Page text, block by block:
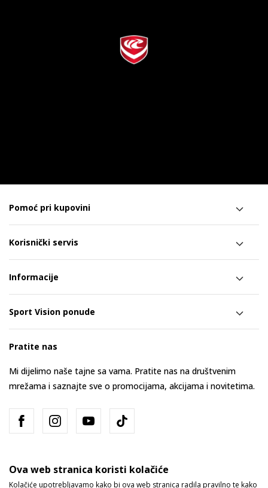
Pomoć pri kupovini
Korisnički servis
Informacije
Sport Vision ponude
Pratite nas
Mi dijelimo naše tajne sa vama. Pratite nas na društvenim
mrežama i saznajte sve o promocijama, akcijama i novitetima.
Ova web stranica koristi kolačiće
Kolačiće upotrebljavamo kako bi ova web stranica radila pravilno te kako